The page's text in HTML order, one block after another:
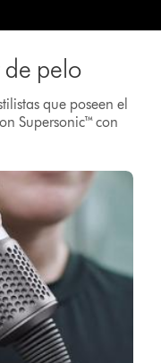
pelo
que poseen el
Supersonic™ con